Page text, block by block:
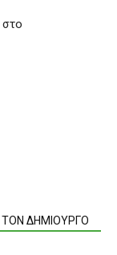
ΤΟΝ ΔΗΜΙΟΥΡΓΟ